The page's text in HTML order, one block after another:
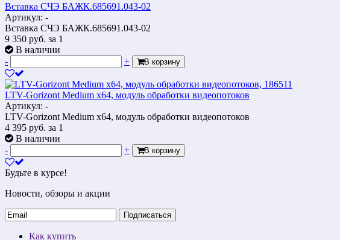
Вставка СЧЭ БАЖК.685691.043-02
Артикул: -
Вставка СЧЭ БАЖК.685691.043-02
9 350 руб. за 1
В наличии
-
+ В корзину
LTV-Gorizont Medium х64, модуль обработки видеопотоков
Артикул: -
LTV-Gorizont Medium х64, модуль обработки видеопотоков
4 395 руб. за 1
В наличии
-
+ В корзину
Будьте в курсе!
Новости, обзоры и акции
Подписаться
Как купить